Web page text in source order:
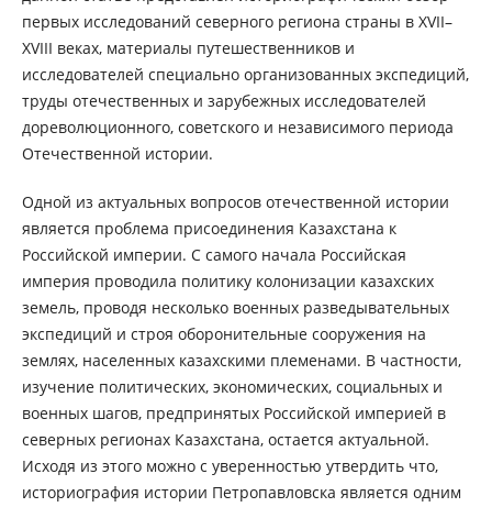
первых исследований северного региона страны в XVII–
XVIII веках, материалы путешественников и
исследователей специально организованных экспедиций,
труды отечественных и зарубежных исследователей
дореволюционного, советского и независимого периода
Отечественной истории.
Одной из актуальных вопросов отечественной истории
является проблема присоединения Казахстана к
Российской империи. С самого начала Российская
империя проводила политику колонизации казахских
земель, проводя несколько военных разведывательных
экспедиций и строя оборонительные сооружения на
землях, населенных казахскими племенами. В частности,
изучение политических, экономических, социальных и
военных шагов, предпринятых Российской империей в
северных регионах Казахстана, остается актуальной.
Исходя из этого можно с уверенностью утвердить что,
историография истории Петропавловска является одним